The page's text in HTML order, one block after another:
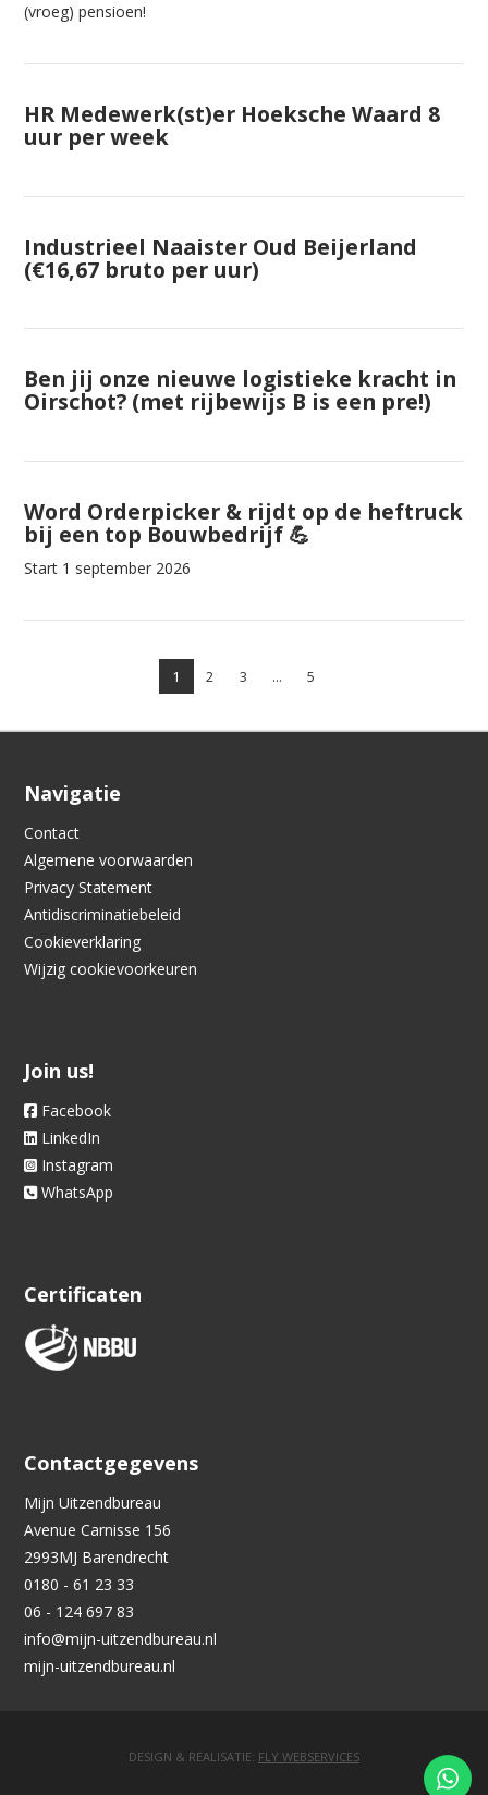
(vroeg) pensioen!
HR Medewerk(st)er Hoeksche Waard 8
uur per week
Industrieel Naaister Oud Beijerland
(€16,67 bruto per uur)
Ben jij onze nieuwe logistieke kracht in
Oirschot? (met rijbewijs B is een pre!)
Word Orderpicker & rijdt op de heftruck
bij een top Bouwbedrijf 💪
Start 1 september 2026
1 2 3 ... 5
Navigatie
Contact
Algemene voorwaarden
Privacy Statement
Antidiscriminatiebeleid
Cookieverklaring
Wijzig cookievoorkeuren
Join us!
Facebook
LinkedIn
Instagram
WhatsApp
Certificaten
Contactgegevens
Mijn Uitzendbureau
Avenue Carnisse 156
2993MJ Barendrecht
0180 - 61 23 33
06 - 124 697 83
info@mijn-uitzendbureau.nl
mijn-uitzendbureau.nl
DESIGN & REALISATIE: FLY WEBSERVICES